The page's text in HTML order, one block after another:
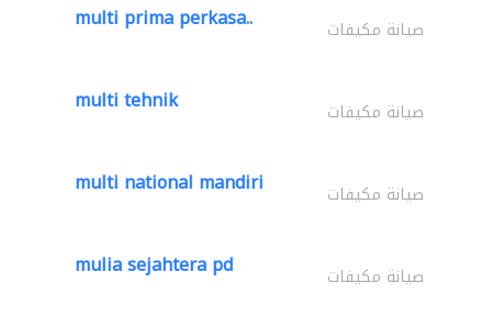
multi prima perkasa.. صيانة مكيفات
multi tehnik صيانة مكيفات
multi national mandiri صيانة مكيفات
mulia sejahtera pd صيانة مكيفات